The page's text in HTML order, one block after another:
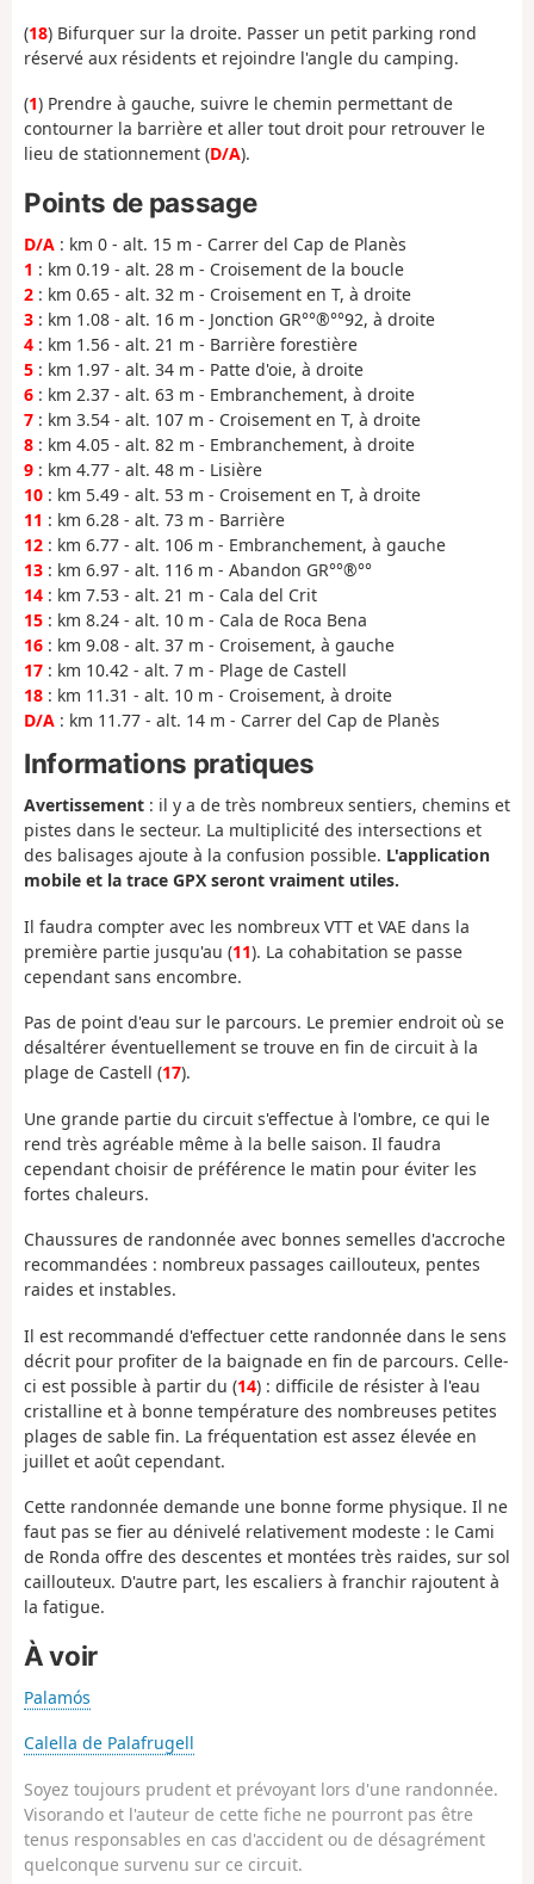
(18) Bifurquer sur la droite. Passer un petit parking rond
réservé aux résidents et rejoindre l'angle du camping.
(1) Prendre à gauche, suivre le chemin permettant de
contourner la barrière et aller tout droit pour retrouver le
lieu de stationnement (D/A).
Points de passage
D/A : km 0 - alt. 15 m - Carrer del Cap de Planès
1 : km 0.19 - alt. 28 m - Croisement de la boucle
2 : km 0.65 - alt. 32 m - Croisement en T, à droite
3 : km 1.08 - alt. 16 m - Jonction GR°°®°°92, à droite
4 : km 1.56 - alt. 21 m - Barrière forestière
5 : km 1.97 - alt. 34 m - Patte d'oie, à droite
6 : km 2.37 - alt. 63 m - Embranchement, à droite
7 : km 3.54 - alt. 107 m - Croisement en T, à droite
8 : km 4.05 - alt. 82 m - Embranchement, à droite
9 : km 4.77 - alt. 48 m - Lisière
10 : km 5.49 - alt. 53 m - Croisement en T, à droite
11 : km 6.28 - alt. 73 m - Barrière
12 : km 6.77 - alt. 106 m - Embranchement, à gauche
13 : km 6.97 - alt. 116 m - Abandon GR°°®°°
14 : km 7.53 - alt. 21 m - Cala del Crit
15 : km 8.24 - alt. 10 m - Cala de Roca Bena
16 : km 9.08 - alt. 37 m - Croisement, à gauche
17 : km 10.42 - alt. 7 m - Plage de Castell
18 : km 11.31 - alt. 10 m - Croisement, à droite
D/A : km 11.77 - alt. 14 m - Carrer del Cap de Planès
Informations pratiques
Avertissement : il y a de très nombreux sentiers, chemins et
pistes dans le secteur. La multiplicité des intersections et
des balisages ajoute à la confusion possible. L'application
mobile et la trace GPX seront vraiment utiles.
Il faudra compter avec les nombreux VTT et VAE dans la
première partie jusqu'au (11). La cohabitation se passe
cependant sans encombre.
Pas de point d'eau sur le parcours. Le premier endroit où se
désaltérer éventuellement se trouve en fin de circuit à la
plage de Castell (17).
Une grande partie du circuit s'effectue à l'ombre, ce qui le
rend très agréable même à la belle saison. Il faudra
cependant choisir de préférence le matin pour éviter les
fortes chaleurs.
Chaussures de randonnée avec bonnes semelles d'accroche
recommandées : nombreux passages caillouteux, pentes
raides et instables.
Il est recommandé d'effectuer cette randonnée dans le sens
décrit pour profiter de la baignade en fin de parcours. Celle-
ci est possible à partir du (14) : difficile de résister à l'eau
cristalline et à bonne température des nombreuses petites
plages de sable fin. La fréquentation est assez élevée en
juillet et août cependant.
Cette randonnée demande une bonne forme physique. Il ne
faut pas se fier au dénivelé relativement modeste : le Cami
de Ronda offre des descentes et montées très raides, sur sol
caillouteux. D'autre part, les escaliers à franchir rajoutent à
la fatigue.
À voir
Palamós
Calella de Palafrugell
Soyez toujours prudent et prévoyant lors d'une randonnée.
Visorando et l'auteur de cette fiche ne pourront pas être
tenus responsables en cas d'accident ou de désagrément
quelconque survenu sur ce circuit.